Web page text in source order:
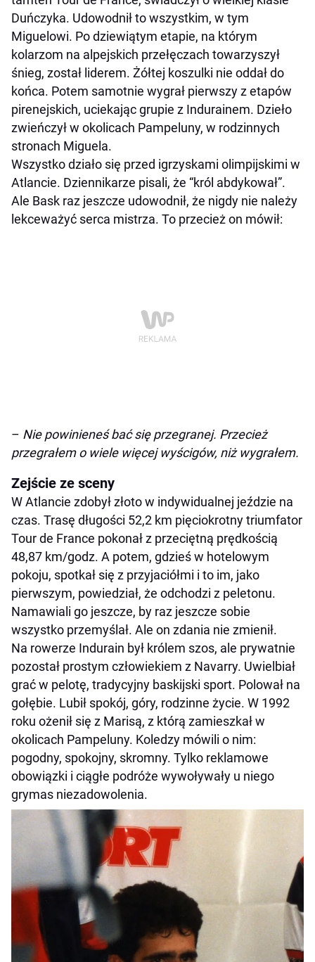
Duńczyka. Udowodnił to wszystkim, w tym
Miguelowi. Po dziewiątym etapie, na którym
kolarzom na alpejskich przełęczach towarzyszył
śnieg, został liderem. Żółtej koszulki nie oddał do
końca. Potem samotnie wygrał pierwszy z etapów
pirenejskich, uciekając grupie z Indurainem. Dzieło
zwieńczył w okolicach Pampeluny, w rodzinnych
stronach Miguela.
Wszystko działo się przed igrzyskami olimpijskimi w
Atlancie. Dziennikarze pisali, że “król abdykował”.
Ale Bask raz jeszcze udowodnił, że nigdy nie należy
lekceważyć serca mistrza. To przecież on mówił:
– Nie powinieneś bać się przegranej. Przecież
przegrałem o wiele więcej wyścigów, niż wygrałem.
Zejście ze sceny
W Atlancie zdobył złoto w indywidualnej jeździe na
czas. Trasę długości 52,2 km pięciokrotny triumfator
Tour de France pokonał z przeciętną prędkością
48,87 km/godz. A potem, gdzieś w hotelowym
pokoju, spotkał się z przyjaciółmi i to im, jako
pierwszym, powiedział, że odchodzi z peletonu.
Namawiali go jeszcze, by raz jeszcze sobie
wszystko przemyślał. Ale on zdania nie zmienił.
Na rowerze Indurain był królem szos, ale prywatnie
pozostał prostym człowiekiem z Navarry. Uwielbiał
grać w pelotę, tradycyjny baskijski sport. Polował na
gołębie. Lubił spokój, góry, rodzinne życie. W 1992
roku ożenił się z Marisą, z którą zamieszkał w
okolicach Pampeluny. Koledzy mówili o nim:
pogodny, spokojny, skromny. Tylko reklamowe
obowiązki i ciągłe podróże wywoływały u niego
grymas niezadowolenia.